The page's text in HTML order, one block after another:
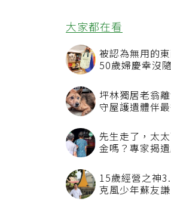
大家都在看
被認為無用的
50歲婦慶幸沒
坪林獨居老翁
守屋護遺體伴
先生走了，太
看順位還要看
15歲經營之神